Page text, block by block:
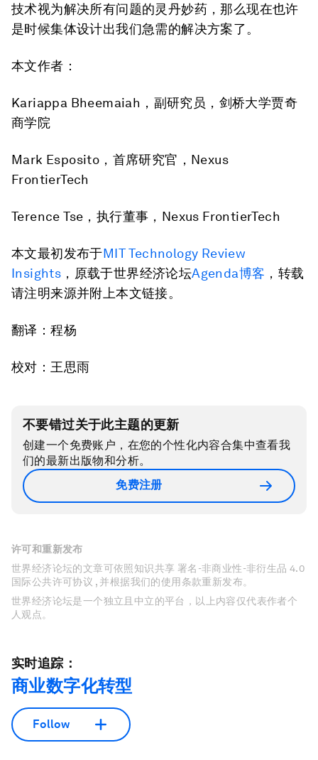
技术视为解决所有问题的灵丹妙药，那么现在也许
是时候集体设计出我们急需的解决方案了。
本文作者 ：
Kariappa Bheemaiah，副研究员，剑桥大学贾奇
商学院
Mark Esposito，首席研究官，Nexus
FrontierTech
Terence Tse，执行董事，Nexus FrontierTech
本文最初发布于MIT Technology Review
Insights ，原载于世界经济论坛Agenda博客 ，转载
请注明来源并附上本文链接。
翻译：程杨
校对：王思雨
不要错过关于此主题的更新
创建一个免费账户，在您的个性化内容合集中查看我
们的最新出版物和分析。
免费注册
许可和重新发布
世界经济论坛的文章可依照知识共享 署名-非商业性-非衍生品 4.0
国际公共许可协议 , 并根据我们的使用条款重新发布。
世界经济论坛是一个独立且中立的平台，以上内容仅代表作者个
人观点。
实时追踪：
商业数字化转型
Follow